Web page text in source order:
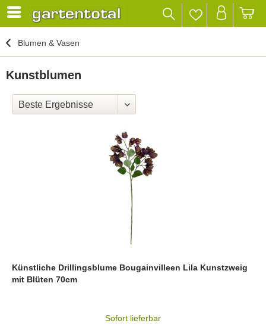
Blumen & Vasen
Kunstblumen
Künstliche Drillingsblume Bougainvilleen Lila Kunstzweig
mit Blüten 70cm
Sofort lieferbar